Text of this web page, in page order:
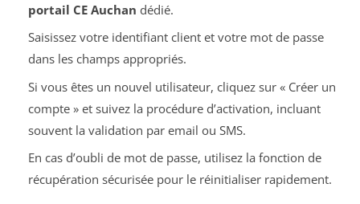
portail CE Auchan dédié.
Saisissez votre identifiant client et votre mot de passe
dans les champs appropriés.
Si vous êtes un nouvel utilisateur, cliquez sur « Créer un
compte » et suivez la procédure d’activation, incluant
souvent la validation par email ou SMS.
En cas d’oubli de mot de passe, utilisez la fonction de
récupération sécurisée pour le réinitialiser rapidement.